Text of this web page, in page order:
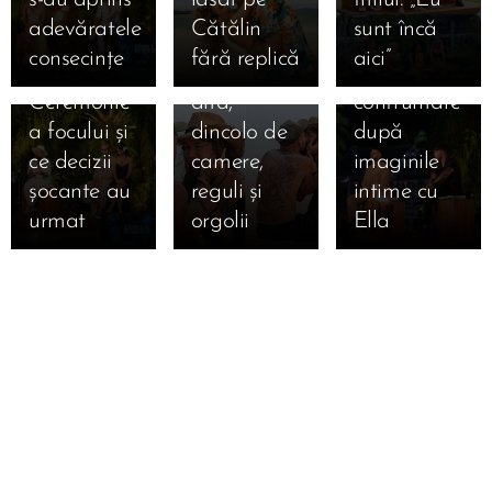
adevăratele
consecințe
Cătălin
fără replică
sunt încă
aici” 🔥
Marian și
Bianca la
ultima
Ceremonie
a focului și
ce decizii
șocante au
urmat 🔥
Francesca
și Cristi
una spre
alta,
dincolo de
camere,
reguli și
orgolii
exploziv:
Andrei vs.
Teo, prima
confruntare
după
imaginile
intime cu
Ella 🔥